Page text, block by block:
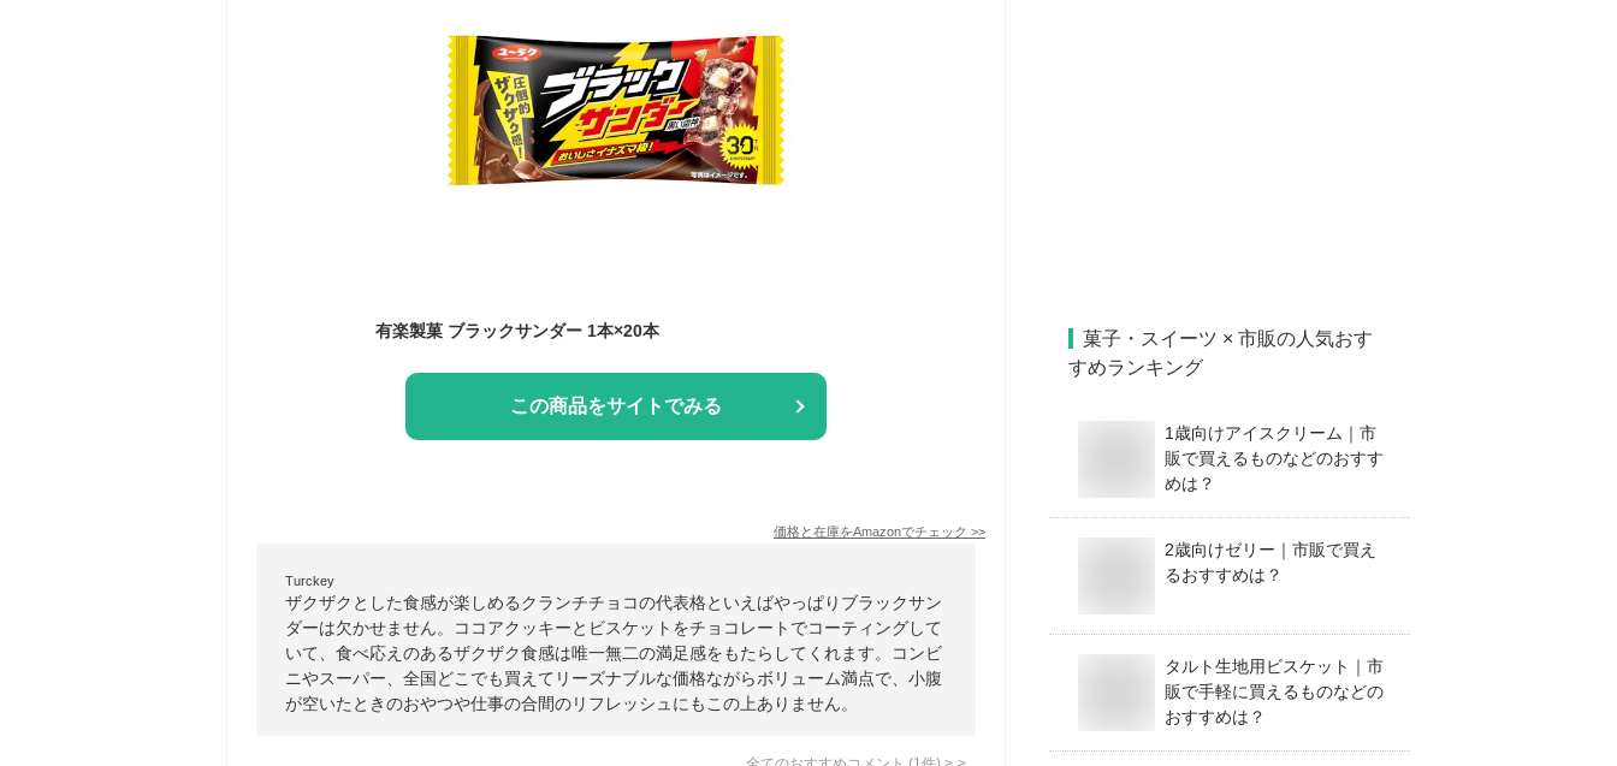
有楽製菓 ブラックサンダー 1本×20本
この商品をサイトでみる
価格と在庫をAmazonでチェック >>
Turckey
ザクザクとした食感が楽しめるクランチチョコの代表格といえばやっぱりブラックサン
ダーは欠かせません。ココアクッキーとビスケットをチョコレートでコーティングして
いて、食べ応えのあるザクザク食感は唯一無二の満足感をもたらしてくれます。コンビ
ニやスーパー、全国どこでも買えてリーズナブルな価格ながらボリューム満点で、小腹
が空いたときのおやつや仕事の合間のリフレッシュにもこの上ありません。
全てのおすすめコメント (1 件) >
菓子・スイーツ × 市販の人気おす
すめランキング
1歳向けアイスクリーム｜市
販で買えるものなどのおすす
めは？
2歳向けゼリー｜市販で買え
るおすすめは？
タルト生地用ビスケット｜市
販で手軽に買えるものなどの
おすすめは？